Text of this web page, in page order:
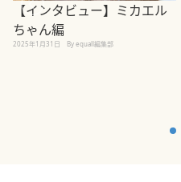
【インタビュー】ミカエル
ちゃん編
2025年1月31日 By equall編集部